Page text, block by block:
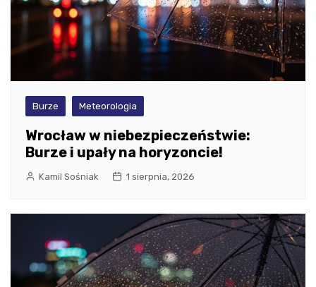
Burze Meteorologia
Wrocław w niebezpieczeństwie:
Burze i upały na horyzoncie!
Kamil Sośniak 1 sierpnia, 2026